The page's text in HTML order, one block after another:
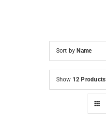
Svetovanje
Sort by Name
Show 12 Products